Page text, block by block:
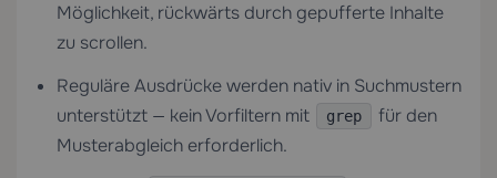
Möglichkeit, rückwärts durch gepufferte Inhalte
zu scrollen.
Reguläre Ausdrücke werden nativ in Suchmustern
unterstützt — kein Vorfiltern mit
grep
für den
Musterabgleich erforderlich.